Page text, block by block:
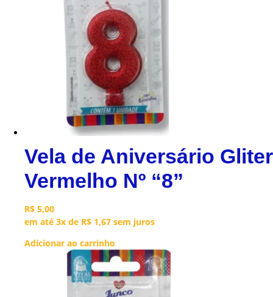
Vela de Aniversário Gliter
Vermelho Nº “8”
R$ 5,00
em até 3x de R$ 1,67 sem juros
Adicionar ao carrinho